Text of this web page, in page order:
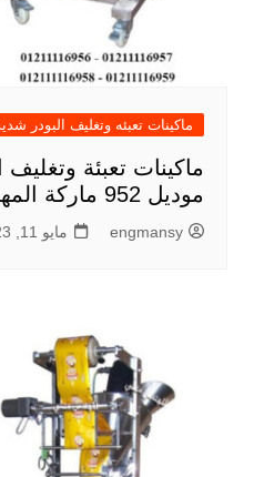
ماكينات تعبئه وتغليف البودر
ماكينات تعبئة وتغليف
موديل 952 ماركة المهندس منسى
engmansy مايو 11, 2023